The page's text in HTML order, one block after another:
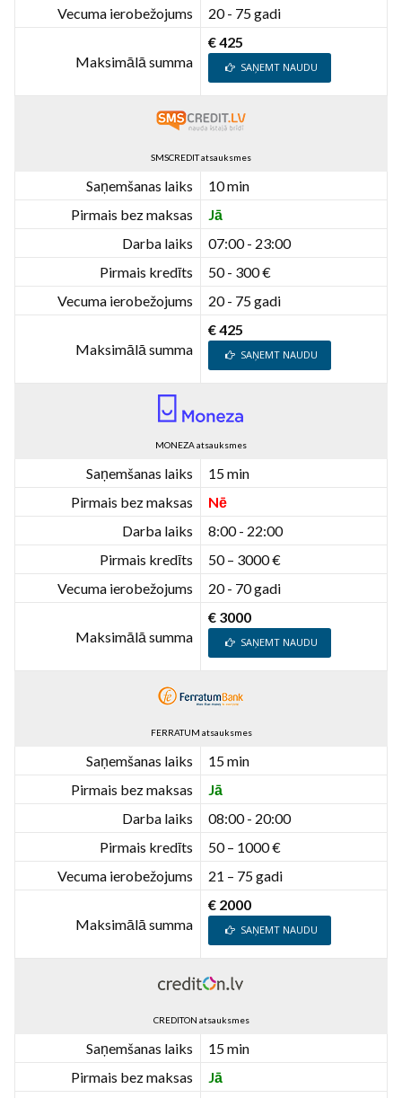
Vecuma ierobežojums
20 - 75 gadi
Maksimālā summa
€ 425
SAŅEMT NAUDU
SMSCREDIT atsauksmes
Saņemšanas laiks
10 min
Pirmais bez maksas
Jā
Darba laiks
07:00 - 23:00
Pirmais kredīts
50 - 300 €
Vecuma ierobežojums
20 - 75 gadi
Maksimālā summa
€ 425
SAŅEMT NAUDU
MONEZA atsauksmes
Saņemšanas laiks
15 min
Pirmais bez maksas
Nē
Darba laiks
8:00 - 22:00
Pirmais kredīts
50 – 3000 €
Vecuma ierobežojums
20 - 70 gadi
Maksimālā summa
€ 3000
SAŅEMT NAUDU
FERRATUM atsauksmes
Saņemšanas laiks
15 min
Pirmais bez maksas
Jā
Darba laiks
08:00 - 20:00
Pirmais kredīts
50 – 1000 €
Vecuma ierobežojums
21 – 75 gadi
Maksimālā summa
€ 2000
SAŅEMT NAUDU
CREDITON atsauksmes
Saņemšanas laiks
15 min
Pirmais bez maksas
Jā